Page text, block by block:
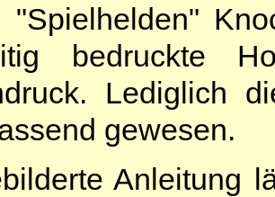
"Spielhelden"
bedruckte
Lediglich
gewesen.
Anleitung